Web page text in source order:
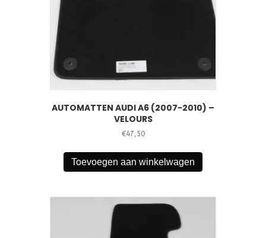
AUTOMATTEN AUDI A6 (2007-2010) –
VELOURS
€47,50
Toevoegen aan winkelwagen